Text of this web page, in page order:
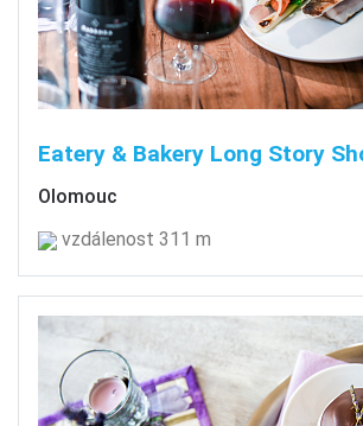
Eatery & Bakery Long Story
Olomouc
vzdálenost 311 m